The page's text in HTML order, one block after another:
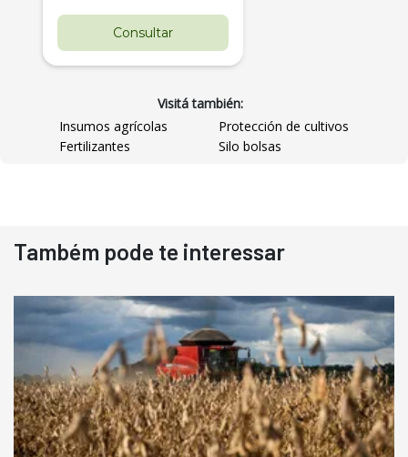
Consultar
Pá Carregadeira Cat 966
Ano 1987
R$ 145.000
Consultar
Visitá también:
Insumos agrícolas
Protección de cultivos
Fertilizantes
Silo bolsas
Também pode te interessar